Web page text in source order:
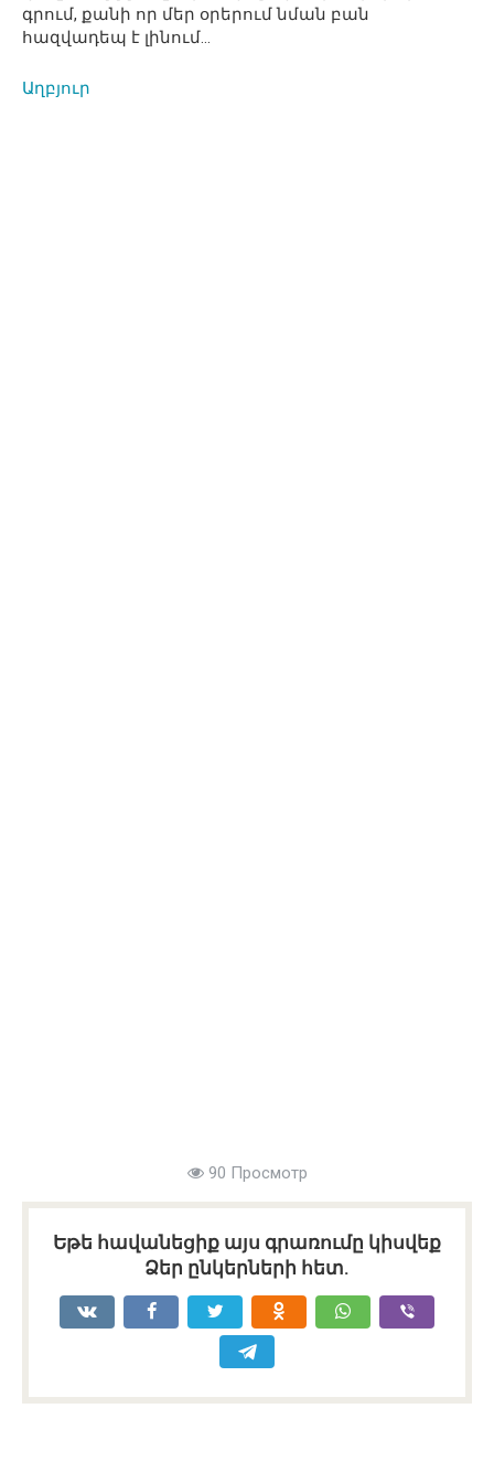
գրում, քանի որ մեր օրերում նման բան
հազվադեպ է լինում…
Աղբյուր
90 Просмотр
Եթե հավանեցիք այս գրառումը կիսվեք
Ձեր ընկերների հետ.